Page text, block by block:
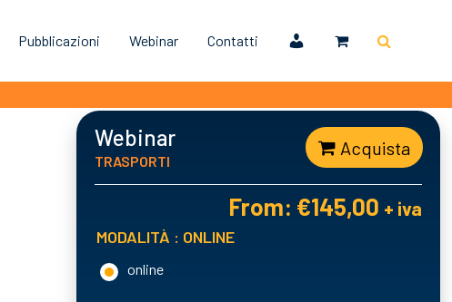
Pubblicazioni Webinar Contatti
Webinar
TRASPORTI
From: €145,00 + iva
MODALITÀ : ONLINE
online
Acquista